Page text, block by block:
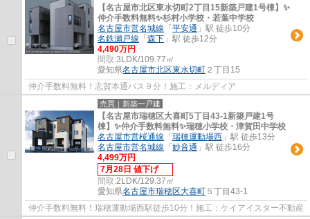
【名古屋市北区東水切町2丁目15新築戸建1号棟】✨️
仲介手数料無料✨️杉村小学校・若葉中学校
名古屋市営名城線 「 平安通 」駅 徒歩10分
名鉄瀬戸線 「 森下 」駅 徒歩12分
4,490万円
間取:3LDK/109.77㎡
愛知県名古屋市北区東水切町 ２丁目15
仲介手数料無料！志賀本通バス９分！施工：メルディア
売買｜新築一戸建
【名古屋市瑞穂区大喜町5丁目43-1新築戸建1号
棟】✨️仲介手数料無料✨️瑞穂小学校・津賀田中学校
名古屋市営桜通線 「 瑞穂運動場西 」駅 徒歩13分
名古屋市営名城線 「 妙音通 」駅 徒歩16分
4,499万円
7月28日 値下げ
間取:2LDK/129.37㎡
愛知県名古屋市瑞穂区大喜町 ５丁目43-1
仲介手数料無料！瑞穂運動場西駅徒歩10分！施工：ケイアイスター不動産